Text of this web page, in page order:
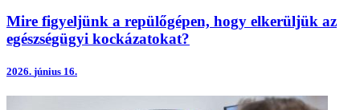
Mire figyeljünk a repülőgépen, hogy elkerüljük az
egészségügyi kockázatokat?
2026. június 16.